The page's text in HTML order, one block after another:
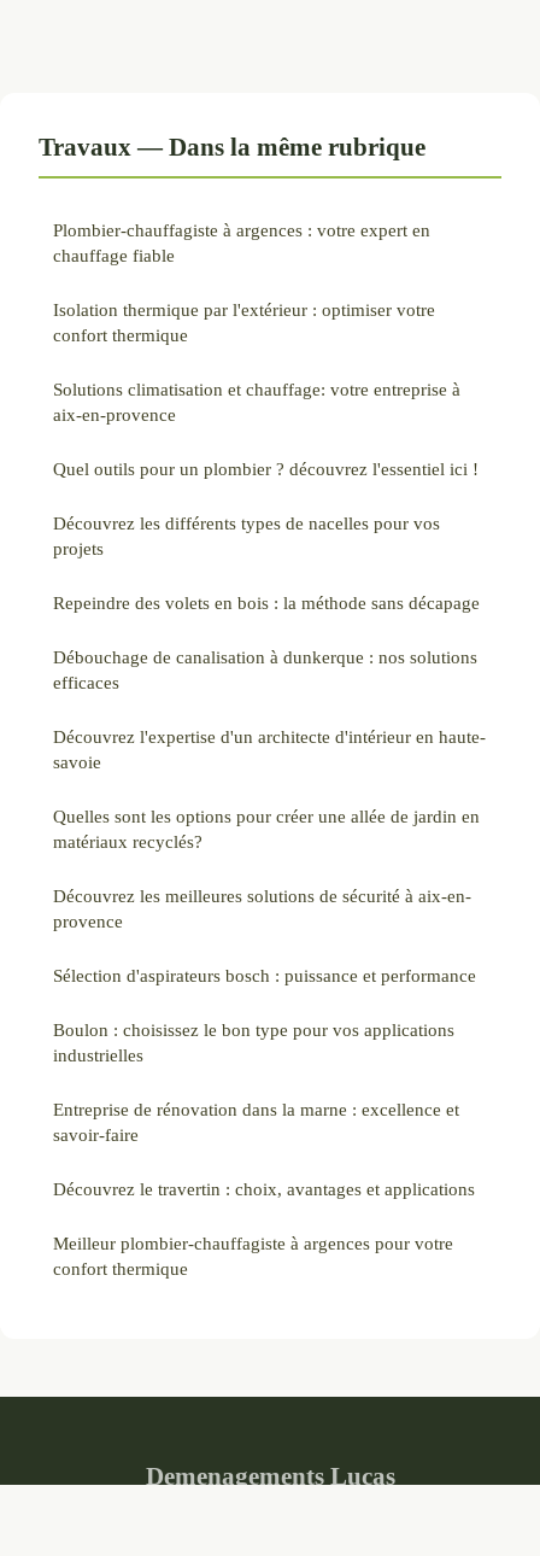
Travaux — Dans la même rubrique
Plombier-chauffagiste à argences : votre expert en
chauffage fiable
Isolation thermique par l'extérieur : optimiser votre
confort thermique
Solutions climatisation et chauffage: votre entreprise à
aix-en-provence
Quel outils pour un plombier ? découvrez l'essentiel ici !
Découvrez les différents types de nacelles pour vos
projets
Repeindre des volets en bois : la méthode sans décapage
Débouchage de canalisation à dunkerque : nos solutions
efficaces
Découvrez l'expertise d'un architecte d'intérieur en haute-
savoie
Quelles sont les options pour créer une allée de jardin en
matériaux recyclés?
Découvrez les meilleures solutions de sécurité à aix-en-
provence
Sélection d'aspirateurs bosch : puissance et performance
Boulon : choisissez le bon type pour vos applications
industrielles
Entreprise de rénovation dans la marne : excellence et
savoir-faire
Découvrez le travertin : choix, avantages et applications
Meilleur plombier-chauffagiste à argences pour votre
confort thermique
Demenagements Lucas